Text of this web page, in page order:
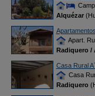
Alquézar
Apart.
Radiquero /
Casa Rural
Casa
Radiquero